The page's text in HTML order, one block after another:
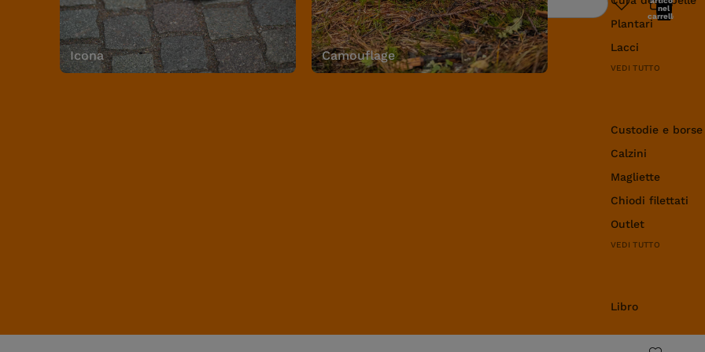
Icona Camouflage
Plantari
Lacci
VEDI TUTTO
Custodie e
Calzini
Magliette
Chiodi filettati
Outlet
VEDI TUTTO
Libro
Ricerca
nel
carrello: